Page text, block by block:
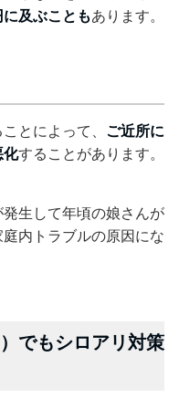
及ぶこともあります。
とによって、 ご近所に
化することがあります。
生して年頃の娘さんが
内トラブルの原因にな
でもシロアリ対策